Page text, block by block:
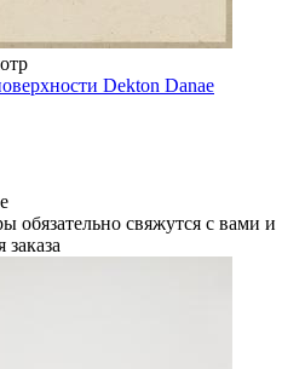
Dekton Danae
обязательно свяжутся с вами и
заказа